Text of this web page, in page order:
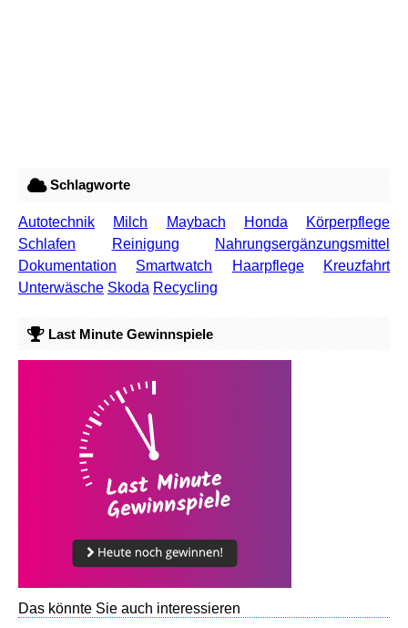
Schlagworte
Autotechnik Milch Maybach Honda
Körperpflege
Schlafen
Reinigung
Nahrungsergänzungsmittel
Dokumentation
Smartwatch Haarpflege
Kreuzfahrt
Unterwäsche Skoda Recycling
Last Minute Gewinnspiele
Das könnte Sie auch interessieren